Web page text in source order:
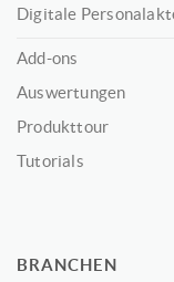
Digitale
Add-ons
Auswertungen
Produkttour
Tutorials
BRANCHEN